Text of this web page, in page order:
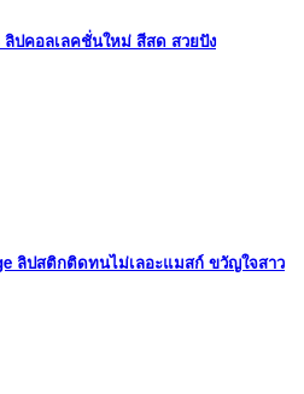
ลิปคอลเลคชั่นใหม่ สีสด สวยปัง
ลิปสติกติดทนไม่เลอะแมสก์ ขวัญใจสาว